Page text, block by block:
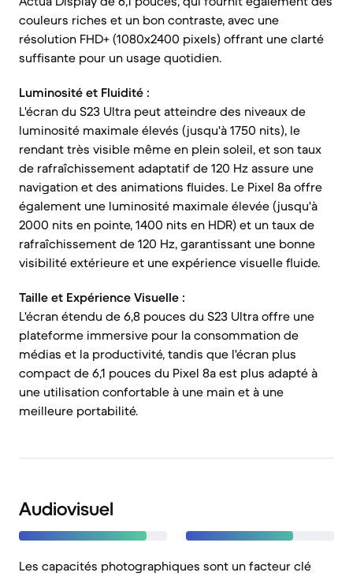
couleurs riches et un bon contraste, avec une
résolution FHD+ (1080x2400 pixels) offrant une clarté
suffisante pour un usage quotidien.
Luminosité et Fluidité :
L'écran du S23 Ultra peut atteindre des niveaux de
luminosité maximale élevés (jusqu'à 1750 nits), le
rendant très visible même en plein soleil, et son taux
de rafraîchissement adaptatif de 120 Hz assure une
navigation et des animations fluides. Le Pixel 8a offre
également une luminosité maximale élevée (jusqu'à
2000 nits en pointe, 1400 nits en HDR) et un taux de
rafraîchissement de 120 Hz, garantissant une bonne
visibilité extérieure et une expérience visuelle fluide.
Taille et Expérience Visuelle :
L'écran étendu de 6,8 pouces du S23 Ultra offre une
plateforme immersive pour la consommation de
médias et la productivité, tandis que l'écran plus
compact de 6,1 pouces du Pixel 8a est plus adapté à
une utilisation confortable à une main et à une
meilleure portabilité.
Audiovisuel
Les capacités photographiques sont un facteur clé